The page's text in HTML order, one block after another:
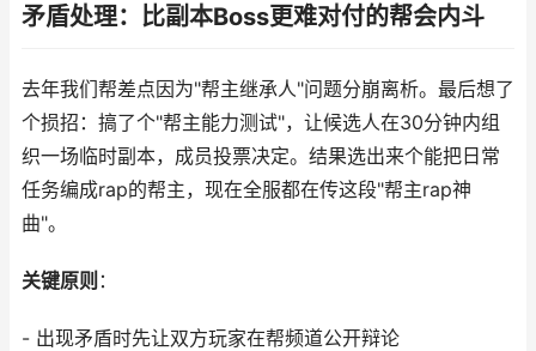
矛盾处理：比副本Boss更难对付的帮会内斗
去年我们帮差点因为"帮主继承人"问题分崩离析。最后想了
个损招：搞了个"帮主能力测试"，让候选人在30分钟内组
织一场临时副本，成员投票决定。结果选出来个能把日常
任务编成rap的帮主，现在全服都在传这段"帮主rap神
曲"。
关键原则 ：
- 出现矛盾时先让双方玩家在帮频道公开辩论